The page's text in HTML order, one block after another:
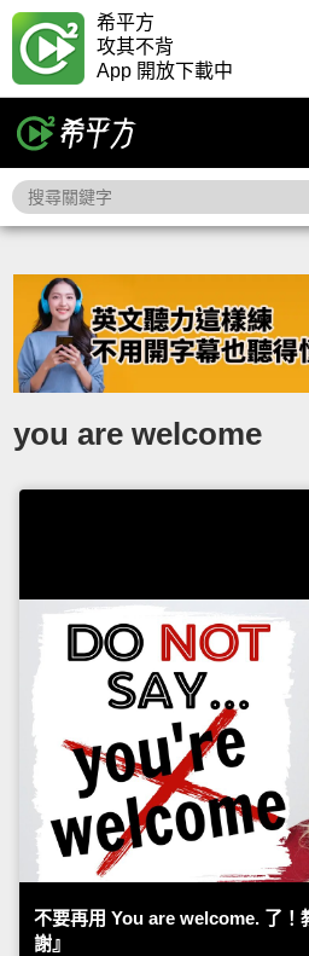
希平方
攻其不背
App 開放下載中
you are welcome
不要再用 You are welcome. 了！
謝』